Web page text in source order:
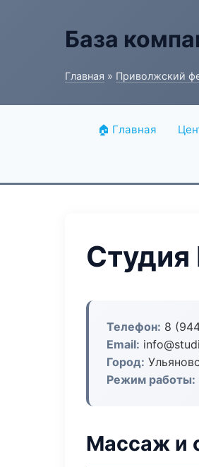
База
Главная » Приволжский
🏠 Главная
Студия
Телефон: 8
Email:
Город:
Режим работы:
Массаж и